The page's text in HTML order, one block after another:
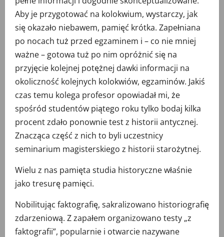
Aby je przygotować na kolokwium, wystarczy, jak
się okazało niebawem, pamięć krótka. Zapełniana
po nocach tuż przed egzaminem i – co nie mniej
ważne – gotowa tuż po nim opróżnić się na
przyjęcie kolejnej potężnej dawki informacji na
okoliczność kolejnych kolokwiów, egzaminów. Jakiś
czas temu kolega profesor opowiadał mi, że
spośród studentów piątego roku tylko bodaj kilka
procent zdało ponownie test z historii antycznej.
Znacząca część z nich to byli uczestnicy
seminarium magisterskiego z historii starożytnej.
Wielu z nas pamięta studia historyczne właśnie
jako tresurę pamięci.
Nobilitując faktografię, sakralizowano historiografię
zdarzeniową. Z zapałem organizowano testy „z
faktografii”, popularnie i otwarcie nazywane